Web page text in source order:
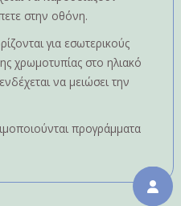
στην οθόνη.
για εσωτερικούς
χρωμοτυπίας στο ηλιακό
να μειώσει την
προγράμματα